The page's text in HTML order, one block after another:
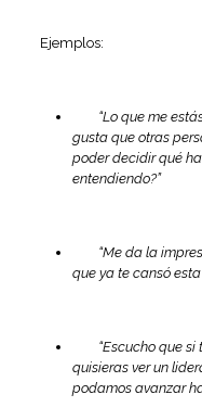
Ejemplos:
“Lo que me
gusta que otras
poder decidir qué
entendiendo?”
“Me da la
que ya te cansó esta
“Escucho que
quisieras ver un
podamos avanzar